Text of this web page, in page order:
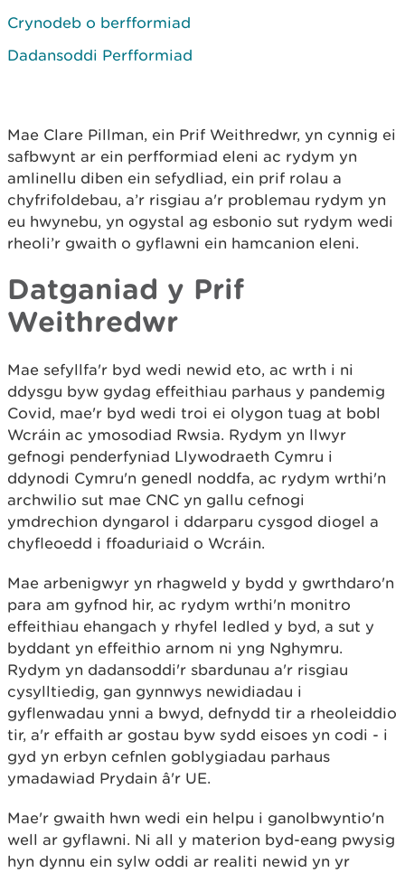
Crynodeb o berfformiad
Dadansoddi Perfformiad
Mae Clare Pillman, ein Prif Weithredwr, yn cynnig ei
safbwynt ar ein perfformiad eleni ac rydym yn
amlinellu diben ein sefydliad, ein prif rolau a
chyfrifoldebau, a’r risgiau a'r problemau rydym yn
eu hwynebu, yn ogystal ag esbonio sut rydym wedi
rheoli’r gwaith o gyflawni ein hamcanion eleni.
Datganiad y Prif
Weithredwr
Mae sefyllfa'r byd wedi newid eto, ac wrth i ni
ddysgu byw gydag effeithiau parhaus y pandemig
Covid, mae'r byd wedi troi ei olygon tuag at bobl
Wcráin ac ymosodiad Rwsia. Rydym yn llwyr
gefnogi penderfyniad Llywodraeth Cymru i
ddynodi Cymru'n genedl noddfa, ac rydym wrthi'n
archwilio sut mae CNC yn gallu cefnogi
ymdrechion dyngarol i ddarparu cysgod diogel a
chyfleoedd i ffoaduriaid o Wcráin.
Mae arbenigwyr yn rhagweld y bydd y gwrthdaro'n
para am gyfnod hir, ac rydym wrthi'n monitro
effeithiau ehangach y rhyfel ledled y byd, a sut y
byddant yn effeithio arnom ni yng Nghymru.
Rydym yn dadansoddi'r sbardunau a'r risgiau
cysylltiedig, gan gynnwys newidiadau i
gyflenwadau ynni a bwyd, defnydd tir a rheoleiddio
tir, a'r effaith ar gostau byw sydd eisoes yn codi - i
gyd yn erbyn cefnlen goblygiadau parhaus
ymadawiad Prydain â'r UE.
Mae'r gwaith hwn wedi ein helpu i ganolbwyntio'n
well ar gyflawni. Ni all y materion byd-eang pwysig
hyn dynnu ein sylw oddi ar realiti newid yn yr